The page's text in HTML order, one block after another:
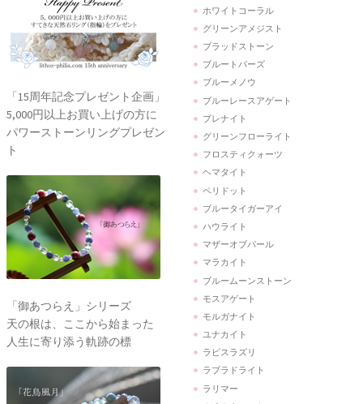
「15周年記念プレゼント企画」
5,000円以上お買い上げの方に
パワーストーンリングプレゼン
ト
「御あつらえ」シリーズ
天の根は、ここから始まった
人生に寄り添う軌跡の標
ホワイトコーラル
グリーンアメジスト
ブラッドストーン
ブルートパーズ
ブルーメノウ
ブルーレースアゲート
プレナイト
グリーンフローライト
フロスティクォーツ
ヘマタイト
ペリドット
ブルータイガーアイ
ハウライト
マザーオブパール
マラカイト
ブルームーンストーン
モスアゲート
モルガナイト
ユナカイト
ラピスラズリ
ラブラドライト
ラリマー